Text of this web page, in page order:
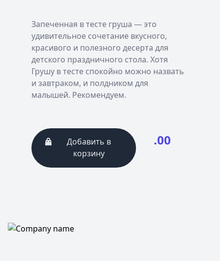
Запеченная в тесте груша — это
удивительное сочетание вкусного,
красивого и полезного десерта для
детского праздничного стола. Хотя
Грушу в тесте спокойно можно назвать
и завтраком, и полдником для
малышей. Рекомендуем.
Добавить в
корзину
.00